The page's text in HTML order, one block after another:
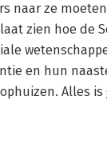
naar ze
zien hoe de
en hun
Alles